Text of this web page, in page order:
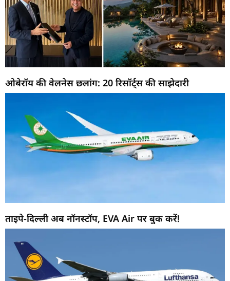
ओबेरॉय की वेलनेस छलांग: 20 रिसॉर्ट्स की साझेदारी
ताइपे-दिल्ली अब नॉनस्टॉप, EVA Air पर बुक करें!